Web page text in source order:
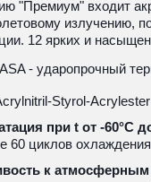
"Премиум" входит
излучению,
12 ярких и
- ударопрочный
Styrol-
при t от -60°С
60 циклов
к